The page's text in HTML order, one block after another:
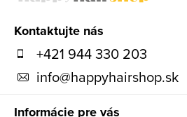
Kontaktujte nás
+421 944 330 203
info@happyhairshop.sk
Informácie pre vás